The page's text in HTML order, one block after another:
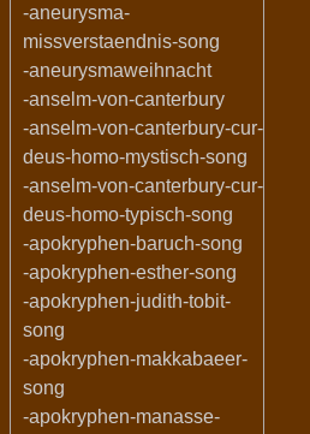
-aneurysma-
missverstaendnis-song
-aneurysmaweihnacht
-anselm-von-canterbury
-anselm-von-canterbury-cur-
deus-homo-mystisch-song
-anselm-von-canterbury-cur-
deus-homo-typisch-song
-apokryphen-baruch-song
-apokryphen-esther-song
-apokryphen-judith-tobit-
song
-apokryphen-makkabaeer-
song
-apokryphen-manasse-